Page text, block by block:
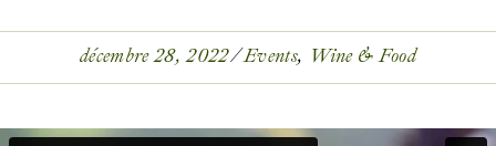
décembre 28, 2022 Events Wine & Food